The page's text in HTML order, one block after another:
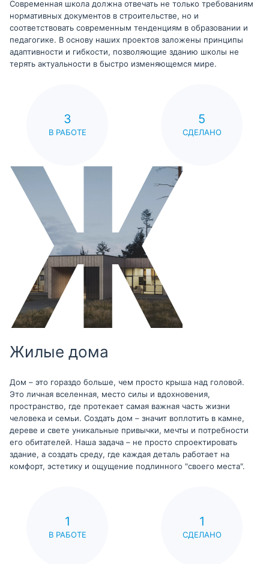
Современная школа должна отвечать не только требованиям
нормативных документов в строительстве, но и
соответствовать современным тенденциям в образовании и
педагогике. В основу наших проектов заложены принципы
адаптивности и гибкости, позволяющие зданию школы не
терять актуальности в быстро изменяющемся мире.
3
В РАБОТЕ
5
СДЕЛАНО
Жилые дома
Дом – это гораздо больше, чем просто крыша над головой.
Это личная вселенная, место силы и вдохновения,
пространство, где протекает самая важная часть жизни
человека и семьи. Создать дом – значит воплотить в камне,
дереве и свете уникальные привычки, мечты и потребности
его обитателей. Наша задача – не просто спроектировать
здание, а создать среду, где каждая деталь работает на
комфорт, эстетику и ощущение подлинного "своего места".
1
В РАБОТЕ
1
СДЕЛАНО